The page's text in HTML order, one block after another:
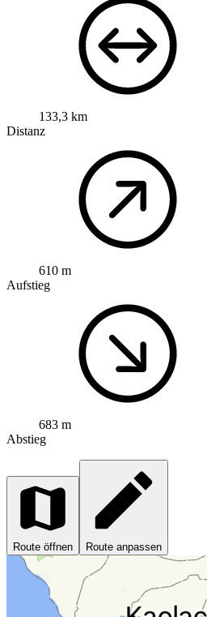
133,3 km
Distanz
610 m
Aufstieg
683 m
Abstieg
Route öffnen Route anpassen